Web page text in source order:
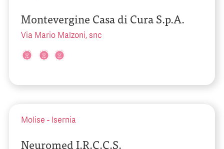
Montevergine Casa di Cura S.p.A.
Via Mario Malzoni, snc
Molise - Isernia
Neuromed I.R.C.C.S.